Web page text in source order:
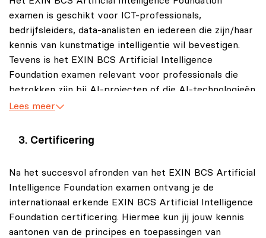
examen is geschikt voor ICT-professionals,
bedrijfsleiders, data-analisten en iedereen die zijn/haar
kennis van kunstmatige intelligentie wil bevestigen.
Tevens is het EXIN BCS Artificial Intelligence
Foundation examen relevant voor professionals die
betrokken zijn bij AI-projecten of die AI-technologieën
willen toepassen binnen hun organisatie.
Lees meer
Certificering
Na het succesvol afronden van het EXIN BCS Artificial
Intelligence Foundation examen ontvang je de
internationaal erkende EXIN BCS Artificial Intelligence
Foundation certificering. Hiermee kun jij jouw kennis
aantonen van de principes en toepassingen van